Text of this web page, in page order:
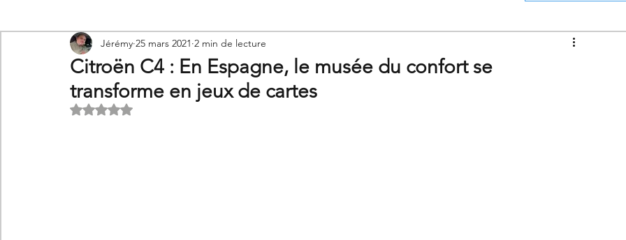
Citroën C3 Aircross Citroën C4 Citroën C4 X
Citroën C5 X Citroën Berlingo Citroën Basalt Citroën Holidays
Citroën C4 : En Espagne, le musée du confort se
transforme en jeux de cartes
Jérémy 25 mars 2021 2 min de lecture
Noté NaN étoiles sur 5.